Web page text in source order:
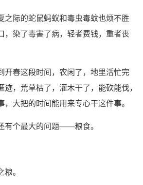
之际的蛇鼠蚂蚁和毒虫毒蚊也烦不胜
，染了毒害了病，轻者费钱，重者丧
开春这段时间，农闲了，地里活忙完
迹，荒草枯了，灌木干了，能砍能伐，
，大把的时间能用来专心干这件事。
有个最大的问题——粮食。
。